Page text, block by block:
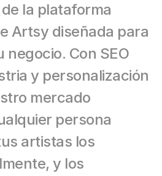
la plataforma
Artsy diseñada para
Con SEO
y personalización
mercado
persona
artistas los
y los